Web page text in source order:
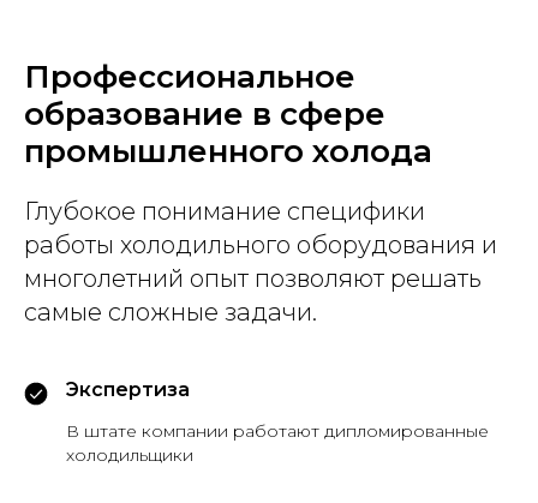
Профессиональное
образование в сфере
промышленного холода
Глубокое понимание специфики
работы холодильного оборудования и
многолетний опыт позволяют решать
самые сложные задачи.
Экспертиза
В штате компании работают дипломированные
холодильщики